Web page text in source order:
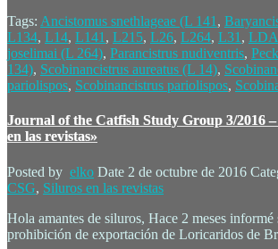
Tags: Ancistomus snethlageae (L 141 ,
L134, L14, L141 , L215, L26, L264, L31 ,
joselimai (L 264), Parancistrus nudiventris,
134), Scobinancistrus aureatus (L 14),
pariolispos, Scobinancistrus pariolispos,
Journal of the Catfish Study Group 3/2016
en las revistas»
Posted by elko Date 2 de octubre de 2016
CSG, Siluros en las revistas
Hola amantes de siluros, Hace 2 meses informé
prohibición de exportación de Loricaridos de